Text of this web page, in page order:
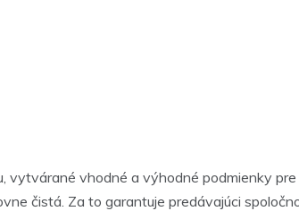
vytvárané vhodné a výhodné podmienky
čistá. Za to garantuje predávajúci